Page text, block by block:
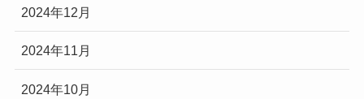
2024年12月
2024年11月
2024年10月